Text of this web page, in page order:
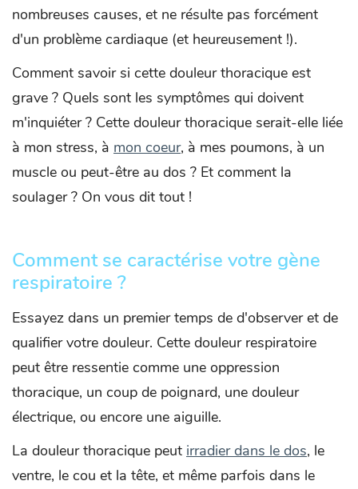
nombreuses causes, et ne résulte pas forcément
d'un problème cardiaque (et heureusement !).
Comment savoir si cette douleur thoracique est
grave ? Quels sont les symptômes qui doivent
m'inquiéter ? Cette douleur thoracique serait-elle liée
à mon stress, à mon coeur, à mes poumons, à un
muscle ou peut-être au dos ? Et comment la
soulager ? On vous dit tout !
Comment se caractérise votre gène
respiratoire ?
Essayez dans un premier temps de d'observer et de
qualifier votre douleur. Cette douleur respiratoire
peut être ressentie comme une oppression
thoracique, un coup de poignard, une douleur
électrique, ou encore une aiguille.
La douleur thoracique peut irradier dans le dos, le
ventre, le cou et la tête, et même parfois dans le